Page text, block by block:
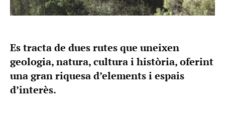
Es tracta de dues rutes que uneixen
geologia, natura, cultura i història, oferint
una gran riquesa d’elements i espais
d’interès.